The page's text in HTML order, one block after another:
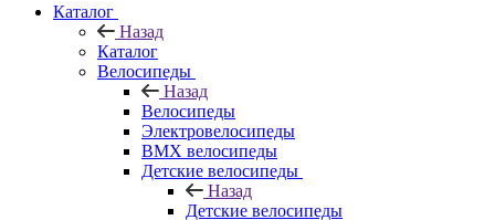
Каталог
Назад
Каталог
Велосипеды
Назад
Велосипеды
Электровелосипеды
BMX велосипеды
Детские велосипеды
Назад
Детские велосипеды